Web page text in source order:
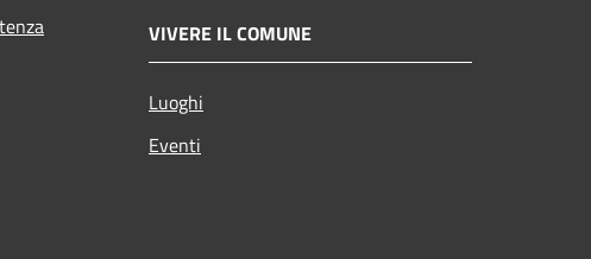
VIVERE IL COMUNE
Luoghi
Eventi